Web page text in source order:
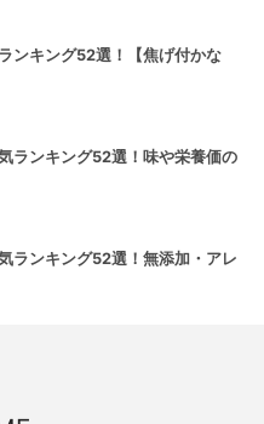
ンキング52選！【焦げ付かな
ランキング52選！味や栄養価の
ランキング52選！無添加・アレ